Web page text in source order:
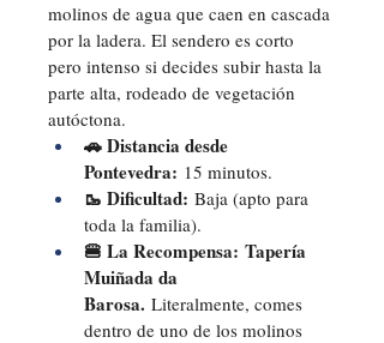
molinos de agua que caen en cascada
por la ladera. El sendero es corto
pero intenso si decides subir hasta la
parte alta, rodeado de vegetación
autóctona.
🚗 Distancia desde
Pontevedra: 15 minutos.
🥾 Dificultad: Baja (apto para
toda la familia).
🍔 La Recompensa: Tapería
Muiñada da
Barosa. Literalmente, comes
dentro de uno de los molinos